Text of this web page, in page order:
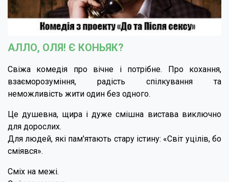
АЛЛО, ОЛЯ! Є КОНЬЯК?
Свіжа комедія про вічне і потрібне. Про кохання,
взаєморозуміння, радість спілкування та
неможливість жити один без одного.
Це душевна, щира і дуже смішна вистава виключно
для дорослих.
Для людей, які пам'ятають стару істину: «Світ уцілів, бо
сміявся».
Сміх на межі.